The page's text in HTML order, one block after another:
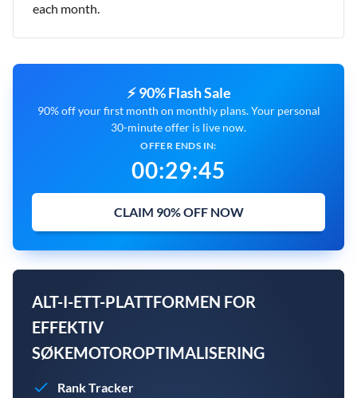
each month.
⚡ 90% Flash Sale
90% off your first month on monthly plans. Your personal
30-minute offer is live now.
OFFER ENDS IN:
00:29:44
CLAIM 90% OFF NOW
ALT-I-ETT-PLATTFORMEN FOR
EFFEKTIV
SØKEMOTOROPTIMALISERING
Rank Tracker